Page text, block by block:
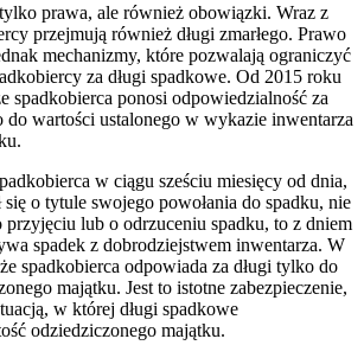
prawa, ale również obowiązki. Wraz z
przejmują również długi zmarłego. Prawo
mechanizmy, które pozwalają ograniczyć
za długi spadkowe. Od 2015 roku
spadkobierca ponosi odpowiedzialność za
do wartości ustalonego w wykazie inwentarza
w ciągu sześciu miesięcy od dnia,
o tytule swojego powołania do spadku, nie
przyjęciu lub o odrzuceniu spadku, to z dniem
spadek z dobrodziejstwem inwentarza. W
spadkobierca odpowiada za długi tylko do
majątku. Jest to istotne zabezpieczenie,
w której długi spadkowe
odziedziczonego majątku.